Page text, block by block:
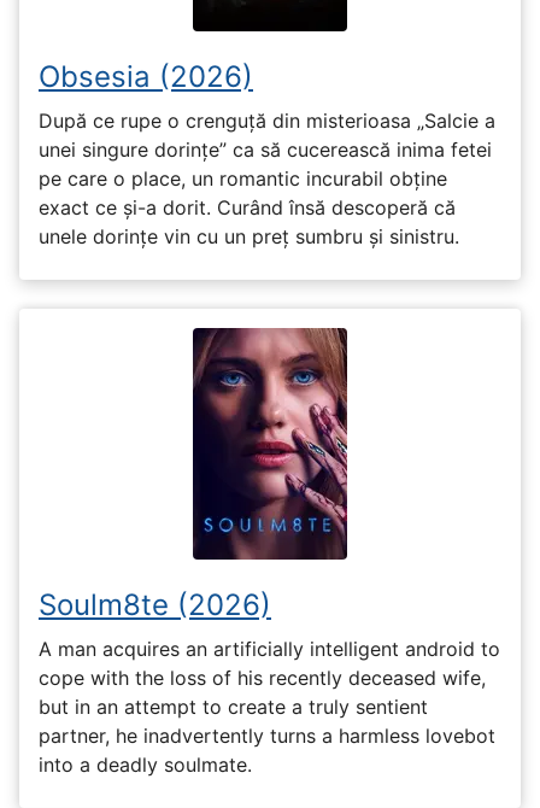
Obsesia (2026)
După ce rupe o crenguță din misterioasa „Salcie a
unei singure dorințe” ca să cucerească inima fetei
pe care o place, un romantic incurabil obține
exact ce și-a dorit. Curând însă descoperă că
unele dorințe vin cu un preț sumbru și sinistru.
Soulm8te (2026)
A man acquires an artificially intelligent android to
cope with the loss of his recently deceased wife,
but in an attempt to create a truly sentient
partner, he inadvertently turns a harmless lovebot
into a deadly soulmate.